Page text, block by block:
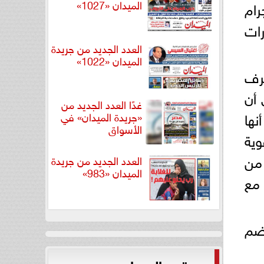
أن
من
مع
الميدان «1027»
العدد الجديد من جريدة
الميدان «1022»
غدًا العدد الجديد من
«جريدة الميدان» في
الأسواق
العدد الجديد من جريدة
الميدان «983»